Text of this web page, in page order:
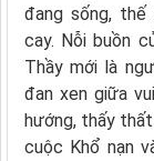
đang sống, thế
cay. Nỗi buồn
Thầy mới là
đan xen giữa
hướng, thấy
cuộc Khổ nạn